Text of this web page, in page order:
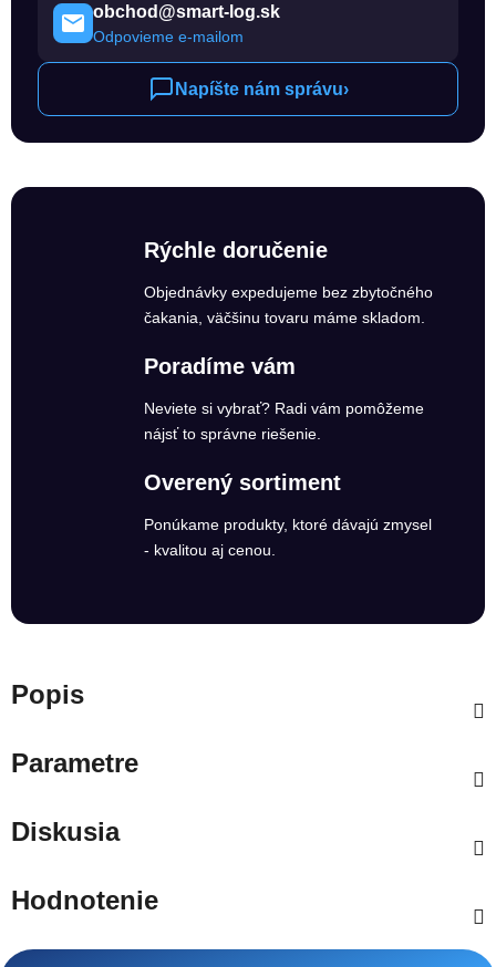
obchod@smart-log.sk
Odpovieme e-mailom
Napíšte nám správu›
Rýchle doručenie
Objednávky expedujeme bez zbytočného
čakania, väčšinu tovaru máme skladom.
Poradíme vám
Neviete si vybrať? Radi vám pomôžeme
nájsť to správne riešenie.
Overený sortiment
Ponúkame produkty, ktoré dávajú zmysel
- kvalitou aj cenou.
Popis
Parametre
Diskusia
Hodnotenie